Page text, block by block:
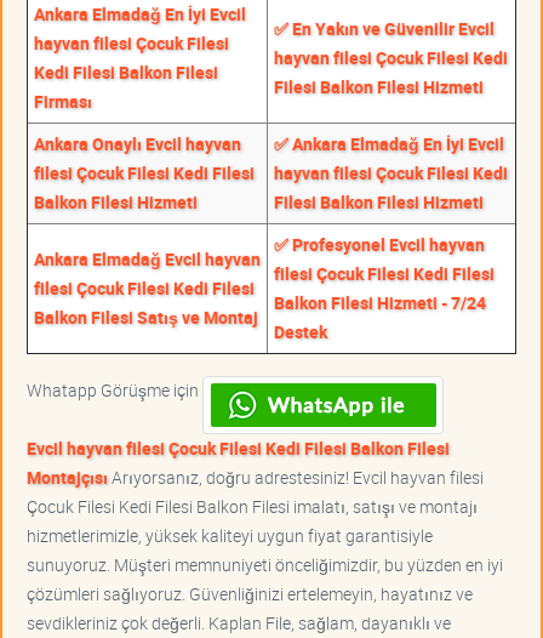
Ankara Elmadağ En İyi Evcil
hayvan filesi Çocuk Filesi
Kedi Filesi Balkon Filesi
Firması
✅ En Yakın ve Güvenilir Evcil
hayvan filesi Çocuk Filesi Kedi
Filesi Balkon Filesi Hizmeti
Ankara Onaylı Evcil hayvan
filesi Çocuk Filesi Kedi Filesi
Balkon Filesi Hizmeti
✅ Ankara Elmadağ En İyi Evcil
hayvan filesi Çocuk Filesi Kedi
Filesi Balkon Filesi Hizmeti
Ankara Elmadağ Evcil hayvan
filesi Çocuk Filesi Kedi Filesi
Balkon Filesi Satış ve Montaj
✅ Profesyonel Evcil hayvan
filesi Çocuk Filesi Kedi Filesi
Balkon Filesi Hizmeti - 7/24
Destek
Whatapp Görüşme için
Evcil hayvan filesi Çocuk Filesi Kedi Filesi Balkon Filesi
MontajçısıArıyorsanız, doğru adrestesiniz! Evcil hayvan filesi
Çocuk Filesi Kedi Filesi Balkon Filesi imalatı, satışı ve montajı
hizmetlerimizle, yüksek kaliteyi uygun fiyat garantisiyle
sunuyoruz. Müşteri memnuniyeti önceliğimizdir, bu yüzden en iyi
çözümleri sağlıyoruz. Güvenliğinizi ertelemeyin, hayatınız ve
sevdikleriniz çok değerli. Kaplan File, sağlam, dayanıklı ve